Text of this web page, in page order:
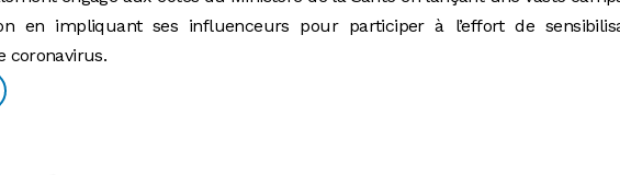
en impliquant ses influenceurs pour participer à l’effort de
coronavirus.